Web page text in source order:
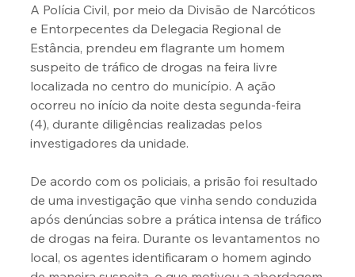
A Polícia Civil, por meio da Divisão de Narcóticos
e Entorpecentes da Delegacia Regional de
Estância, prendeu em flagrante um homem
suspeito de tráfico de drogas na feira livre
localizada no centro do município. A ação
ocorreu no início da noite desta segunda-feira
(4), durante diligências realizadas pelos
investigadores da unidade.
De acordo com os policiais, a prisão foi resultado
de uma investigação que vinha sendo conduzida
após denúncias sobre a prática intensa de tráfico
de drogas na feira. Durante os levantamentos no
local, os agentes identificaram o homem agindo